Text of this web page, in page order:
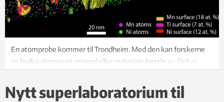
En atomprobe kommer til Trondheim. Med den kan forskerne
se hvilke atomer et mineral eller materiale består av. Det er
produseres. Illfoto utlånt fra Max-Planck-Institut fuer
Eisenforschung GmbH
Nytt superlaboratorium til